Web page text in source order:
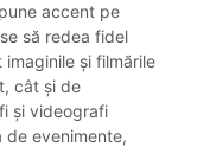
accent pe
să redea fidel
și filmările
cât și de
și videografi
de evenimente,